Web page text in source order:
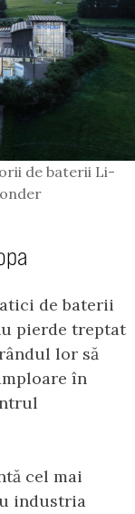
de baterii Li-
de baterii
pierde treptat
lor să
în
cel mai
industria